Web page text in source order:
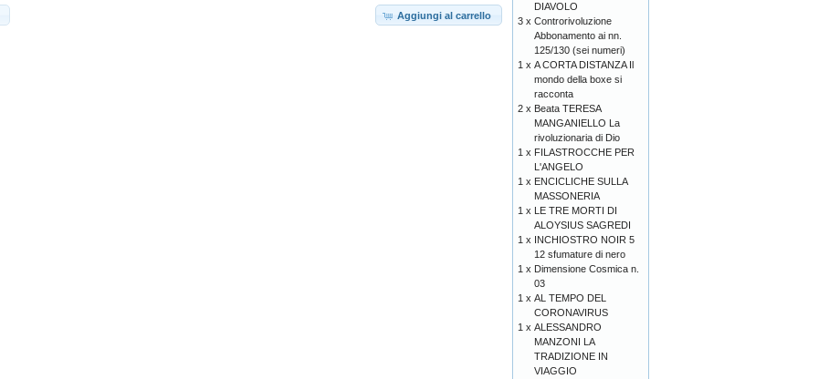
Aggiungi al carrello
DIAVOLO
3 x Controrivoluzione
Abbonamento ai nn.
125/130 (sei numeri)
1 x A CORTA DISTANZA Il
mondo della boxe si
racconta
2 x Beata TERESA
MANGANIELLO La
rivoluzionaria di Dio
1 x FILASTROCCHE PER
L'ANGELO
1 x ENCICLICHE SULLA
MASSONERIA
1 x LE TRE MORTI DI
ALOYSIUS SAGREDI
1 x INCHIOSTRO NOIR 5
12 sfumature di nero
1 x Dimensione Cosmica n.
03
1 x AL TEMPO DEL
CORONAVIRUS
1 x ALESSANDRO
MANZONI LA
TRADIZIONE IN
VIAGGIO